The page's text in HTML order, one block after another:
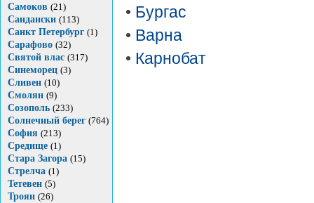
Самоков (21)
Сандански (113)
Санкт Петербург (1)
Сарафово (32)
Святой влас (317)
Синеморец (3)
Сливен (10)
Смолян (9)
Созополь (233)
Солнечный берег (764)
София (213)
Средище (1)
Стара Загора (15)
Стрелча (1)
Тетевен (5)
Троян (26)
• Бургас
• Варна
• Карнобат